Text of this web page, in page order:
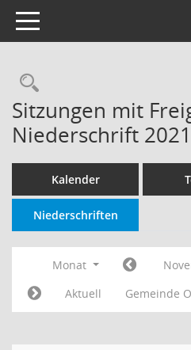
Toggle navigation
Rechercheauswahl
Sitzungen mit
Niederschrift 2021
Kalender
Niederschriften
Monat
Aktuell
Gemeinde